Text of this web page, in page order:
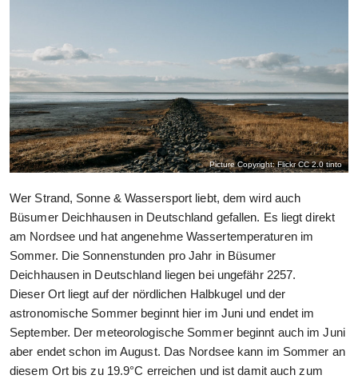
Picture Copyright: Flickr CC 2.0tinto
Wer Strand, Sonne & Wassersport liebt, dem wird auch
Büsumer Deichhausen in Deutschland gefallen. Es liegt direkt
am Nordsee und hat angenehme Wassertemperaturen im
Sommer. Die Sonnenstunden pro Jahr in Büsumer
Deichhausen in Deutschland liegen bei ungefähr 2257.
Dieser Ort liegt auf der nördlichen Halbkugel und der
astronomische Sommer beginnt hier im Juni und endet im
September. Der meteorologische Sommer beginnt auch im Juni
aber endet schon im August. Das Nordsee kann im Sommer an
diesem Ort bis zu 19.9°C erreichen und ist damit auch zum